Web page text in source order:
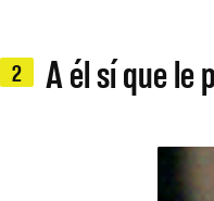
2 A él sí que le